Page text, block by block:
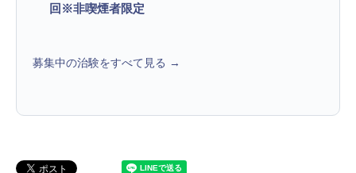
回※非喫煙者限定
募集中の治験をすべて見る →